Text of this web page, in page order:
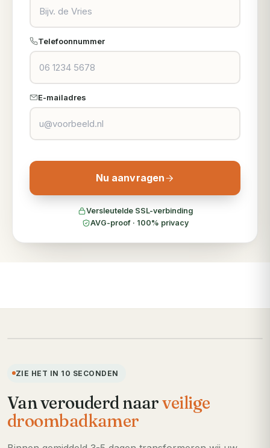
Telefoonnummer
E-mailadres
Nu aanvragen
Versleutelde SSL-verbinding
AVG-proof · 100% privacy
ZIE HET IN 10 SECONDEN
Van verouderd naarveilige
droombadkamer